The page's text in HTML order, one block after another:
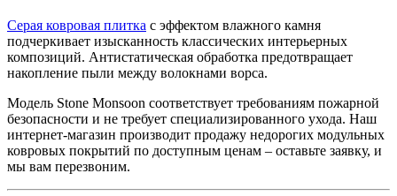
Серая ковровая плитка с эффектом влажного камня
подчеркивает изысканность классических интерьерных
композиций. Антистатическая обработка предотвращает
накопление пыли между волокнами ворса.
Модель Stone Monsoon соответствует требованиям пожарной
безопасности и не требует специализированного ухода. Наш
интернет-магазин производит продажу недорогих модульных
ковровых покрытий по доступным ценам – оставьте заявку, и
мы вам перезвоним.